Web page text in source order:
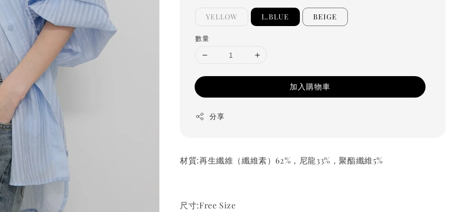
YELLOW L.BLUE BEIGE
數量
加入購物車
分享
材質:再生纖維（纖維素）62%，尼龍33%，聚酯纖維5%
尺寸:Free Size